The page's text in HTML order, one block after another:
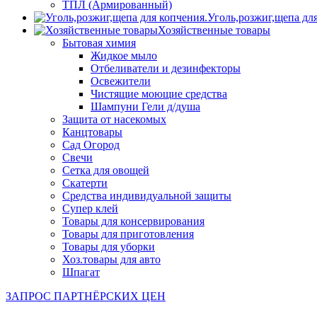
ТПЛ (Армированный)
Уголь,розжиг,щепа
Хозяйственные товары
Бытовая химия
Жидкое мыло
Отбеливатели и дезинфекторы
Освежители
Чистящие моющие средства
Шампуни Гели д/душа
Защита от насекомых
Канцтовары
Сад Огород
Свечи
Сетка для овощей
Скатерти
Средства индивидуальной защиты
Супер клей
Товары для консервирования
Товары для приготовления
Товары для уборки
Хоз.товары для авто
Шпагат
ЗАПРОС ПАРТНЁРСКИХ ЦЕН